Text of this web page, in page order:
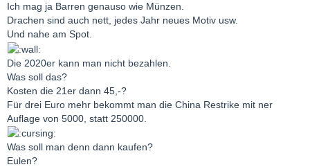
Ich mag ja Barren genauso wie Münzen.
Drachen sind auch nett, jedes Jahr neues Motiv usw.
Und nahe am Spot.
Die 2020er kann man nicht bezahlen.
Was soll das?
Kosten die 21er dann 45,-?
Für drei Euro mehr bekommt man die China Restrike mit ner
Auflage von 5000, statt 250000.
Was soll man denn dann kaufen?
Eulen?